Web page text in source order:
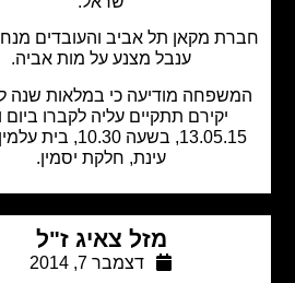
מקאן תל אביב והעובדים מנחמים את
ענבל מצנע על מות אביה.
מודיעה כי במלאות שנה לפטירת
יקירם תתקיים עליה לקברו ביום ו' ה-
13.05.15, בשעה 10.30, בית עלמין קיבוץ
עינת, חלקת יסמין.
מזל צאיג ז"ל
דצמבר 7, 2014